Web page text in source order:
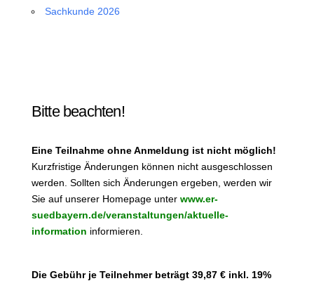
Sachkunde 2026
Bitte beachten!
Eine Teilnahme ohne Anmeldung ist nicht möglich!
Kurzfristige Änderungen können nicht ausgeschlossen
werden. Sollten sich Änderungen ergeben, werden wir
Sie auf unserer Homepage unter www.er-
suedbayern.de/veranstaltungen/aktuelle-
information informieren.
Die Gebühr je Teilnehmer beträgt 39,87 € inkl. 19%